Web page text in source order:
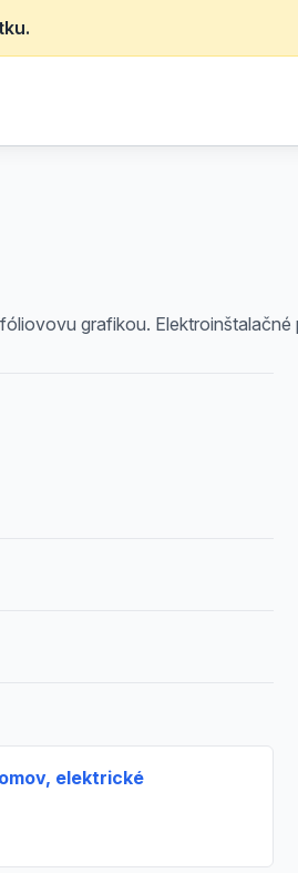
grafikou.
elektrické